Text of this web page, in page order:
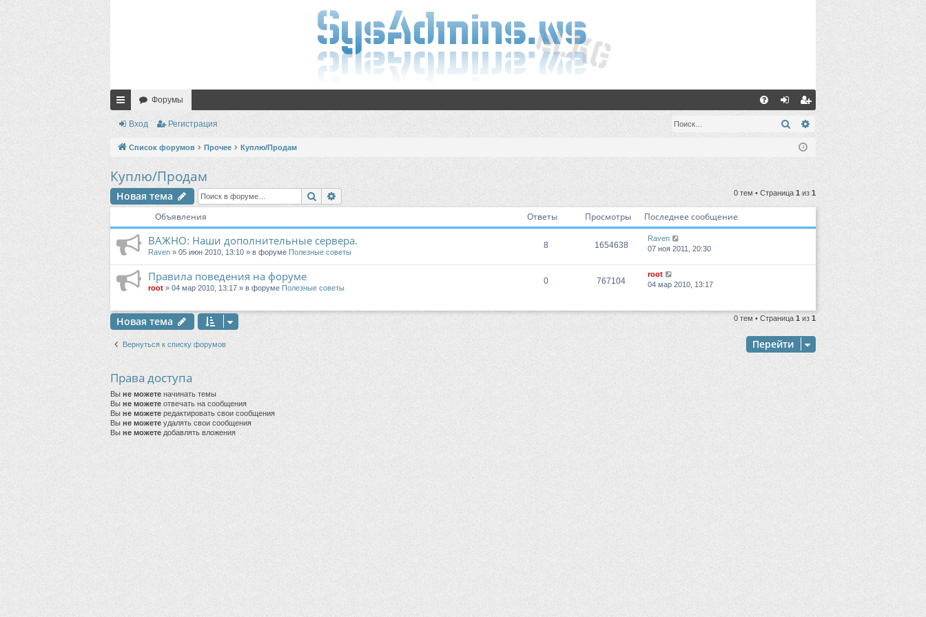
С
с
ы
и
Форумы
хо ег
ис
Вход Регистрация Поиск
Список форумов Прочее Куплю/Продам
Куплю/Продам
Новая тема Поиск 0 тем • Страница 1 из 1
Объявления Ответы Просмотры Последнее сообщение
ВАЖНО: Наши дополнительные сервера.
Raven » 05 июн 2010, 13:10 » в форуме Полезные советы
8 1654638
Raven
07 ноя 2011, 20:30
Правила поведения на форуме
root » 04 мар 2010, 13:17 » в форуме Полезные советы
0 767104
root
04 мар 2010, 13:17
Новая тема 0 тем • Страница 1 из 1
Вернуться к списку форумов Перейти
Права доступа
Вы не можете начинать темы
Вы не можете отвечать на сообщения
Вы не можете редактировать свои сообщения
Вы не можете удалять свои сообщения
Вы не можете добавлять вложения